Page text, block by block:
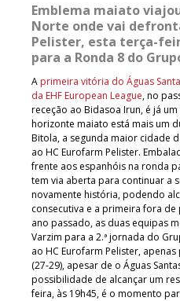
Emblema maiato
Norte onde vai
Pelister, esta terça-
para a Ronda 8 do
A primeira vitória do Águas
da EHF European League, no
receção ao Bidasoa Irun, é já
horizonte maiato está mais um
Bitola, a segunda maior cidade
ao HC Eurofarm Pelister.
frente aos espanhóis na ronda
tem via aberta para continuar a
novamente história, podendo
consecutiva e a primeira fora
ano passado, as duas equipas
Varzim para a 2.ª jornada do
ao HC Eurofarm Pelister,
(27-29), apesar de o Águas
possibilidade de alcançar um
feira, às 19h45, é o momento